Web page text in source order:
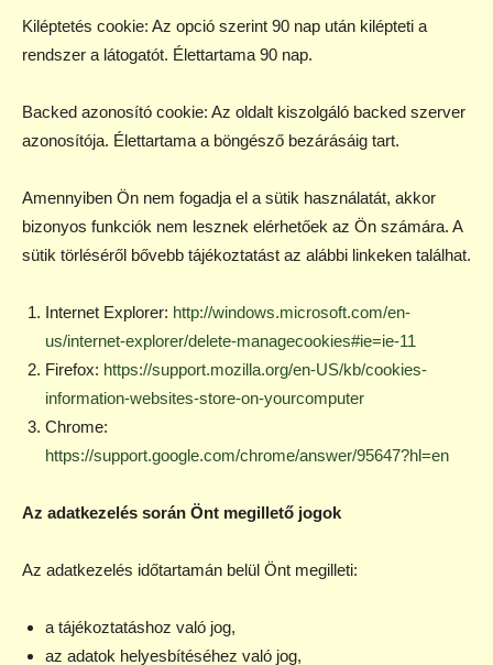
Kiléptetés cookie: Az opció szerint 90 nap után kilépteti a
rendszer a látogatót. Élettartama 90 nap.
Backed azonosító cookie: Az oldalt kiszolgáló backed szerver
azonosítója. Élettartama a böngésző bezárásáig tart.
Amennyiben Ön nem fogadja el a sütik használatát, akkor
bizonyos funkciók nem lesznek elérhetőek az Ön számára. A
sütik törléséről bővebb tájékoztatást az alábbi linkeken találhat.
Internet Explorer: http://windows.microsoft.com/en-
us/internet-explorer/delete-managecookies#ie=ie-11
Firefox: https://support.mozilla.org/en-US/kb/cookies-
information-websites-store-on-yourcomputer
Chrome:
https://support.google.com/chrome/answer/95647?hl=en
Az adatkezelés során Önt megillető jogok
Az adatkezelés időtartamán belül Önt megilleti:
a tájékoztatáshoz való jog,
az adatok helyesbítéséhez való jog,